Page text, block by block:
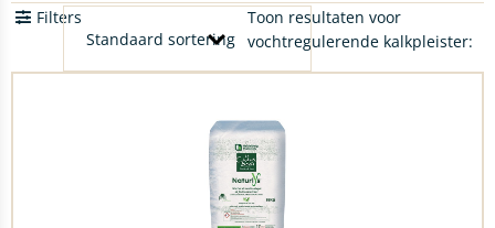
Toon resultaten voor
vochtregulerende kalkpleister:
Filters